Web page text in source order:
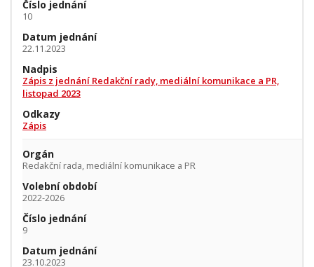
Číslo jednání
10
Datum jednání
22.11.2023
Nadpis
Zápis z jednání Redakční rady, mediální komunikace a PR,
listopad 2023
Odkazy
Zápis
Orgán
Redakční rada, mediální komunikace a PR
Volební období
2022-2026
Číslo jednání
9
Datum jednání
23.10.2023